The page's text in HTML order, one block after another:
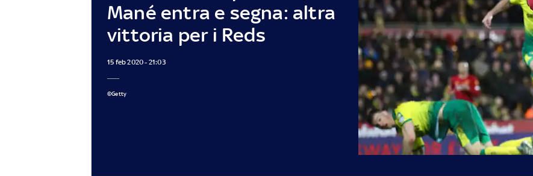
Mané entra e segna: altra
vittoria per i Reds
15 feb 2020 - 21:03
©Getty